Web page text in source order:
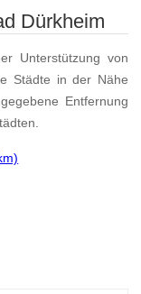
Dürkheim
Unterstützung von
Städte in der Nähe
Entfernung